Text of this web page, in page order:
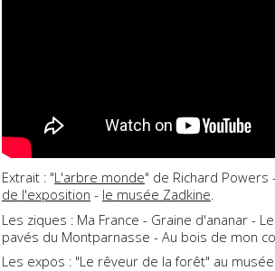
Extrait : "L'arbre monde" de Richard Powers -
de l'exposition - le musée Zadkine.
Les ziques : Ma France - Graine d'ananar -
pavés du Montparnasse - Au bois de mon
Les expos : "Le rêveur de la forêt" au